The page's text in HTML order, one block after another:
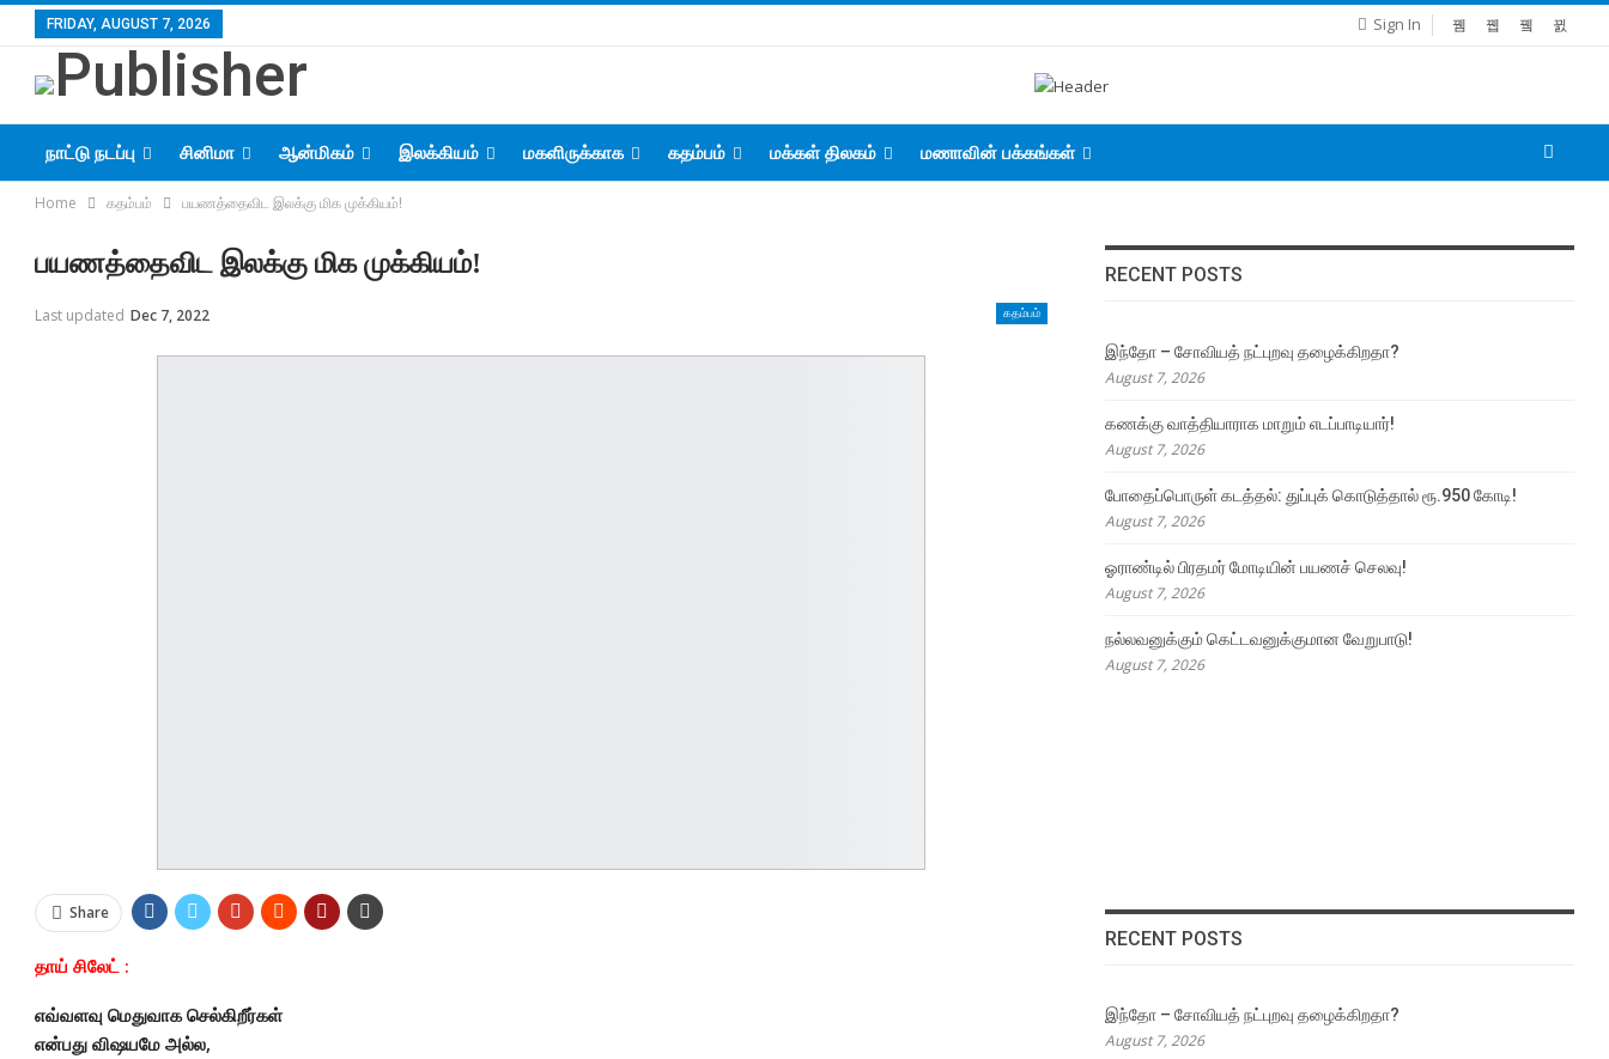
Sign In
FRIDAY, AUGUST 7, 2026
நாட்டு நடப்பு சினிமா ஆன்மிகம் இலக்கியம் மகளிருக்காக கதம்பம் மக்கள் திலகம் மணாவின் பக்கங்கள்
Home கதம்பம் பயணத்தைவிட இலக்கு மிக முக்கியம்!
பயணத்தைவிட இலக்கு மிக முக்கியம்!
கதம்பம்
Last updated Dec 7, 2022
Share
தாய் சிலேட் :
எவ்வளவு மெதுவாக செல்கிறீர்கள்
என்பது விஷயமே அல்ல,
RECENT POSTS
இந்தோ – சோவியத் நட்புறவு தழைக்கிறதா?
August 7, 2026
கணக்கு வாத்தியாராக மாறும் எடப்பாடியார்!
August 7, 2026
போதைப்பொருள் கடத்தல்: துப்புக் கொடுத்தால் ரூ.950 கோடி!
August 7, 2026
ஓராண்டில் பிரதமர் மோடியின் பயணச் செலவு!
August 7, 2026
நல்லவனுக்கும் கெட்டவனுக்குமான வேறுபாடு!
August 7, 2026
RECENT POSTS
இந்தோ – சோவியத் நட்புறவு தழைக்கிறதா?
August 7, 2026